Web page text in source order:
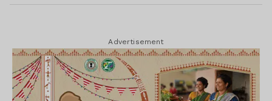
Advertisement